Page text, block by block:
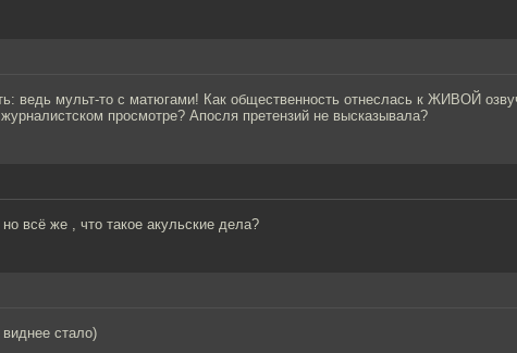
ведь мульт-то с матюгами! Как общественность отнеслась к ЖИВОЙ
просмотре? Апосля претензий не высказывала?
всё же , что такое акульские дела?
виднее стало)